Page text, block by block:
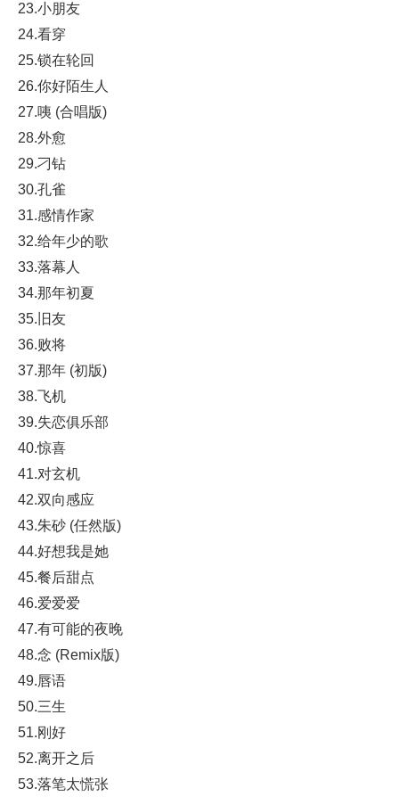
23.小朋友
24.看穿
25.锁在轮回
26.你好陌生人
27.咦 (合唱版)
28.外愈
29.刁钻
30.孔雀
31.感情作家
32.给年少的歌
33.落幕人
34.那年初夏
35.旧友
36.败将
37.那年 (初版)
38.飞机
39.失恋俱乐部
40.惊喜
41.对玄机
42.双向感应
43.朱砂 (任然版)
44.好想我是她
45.餐后甜点
46.爱爱爱
47.有可能的夜晚
48.念 (Remix版)
49.唇语
50.三生
51.刚好
52.离开之后
53.落笔太慌张